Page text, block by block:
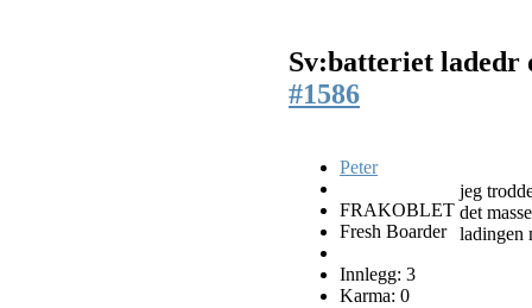
Sv:batteriet
#1586
Peter
FRAKOBLET
Fresh Boarder
Innlegg: 3
Karma: 0
jeg
det
ladingen